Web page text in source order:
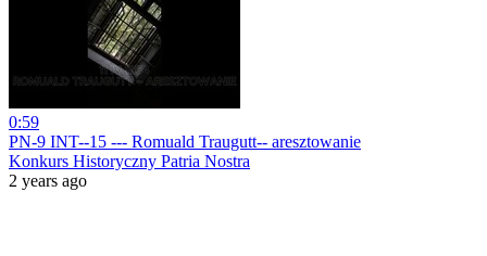
0:59
PN-9 INT--15 --- Romuald Traugutt-- aresztowanie
Konkurs Historyczny Patria Nostra
2 years ago